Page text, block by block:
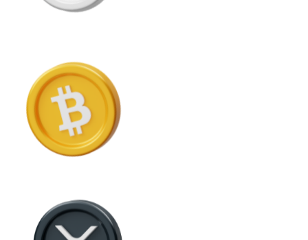
Cartão de crédito / débito
Comprar com cartão
Loja - Cartões-presente
Novo
Compre cartões-presente das suas marcas favoritas